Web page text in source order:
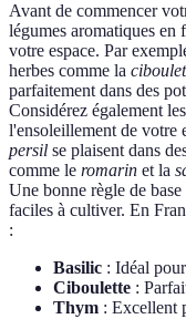
Avant de commencer
légumes aromatiques en
votre espace. Par
herbes comme la
parfaitement dans des
Considérez également
l'ensoleillement de votre
persil se plaisent dans
comme le romarin et la
Une bonne règle de
faciles à cultiver. En
:
Basilic : Idéal
Ciboulette :
Thym : Excellent